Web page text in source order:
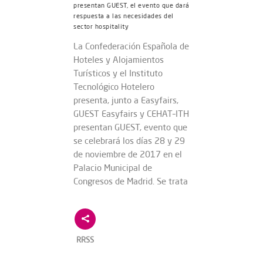
presentan GUEST, el evento que dará
respuesta a las necesidades del
sector hospitality
La Confederación Española de
Hoteles y Alojamientos
Turísticos y el Instituto
Tecnológico Hotelero
presenta, junto a Easyfairs,
GUEST Easyfairs y CEHAT–ITH
presentan GUEST, evento que
se celebrará los días 28 y 29
de noviembre de 2017 en el
Palacio Municipal de
Congresos de Madrid. Se trata
RRSS